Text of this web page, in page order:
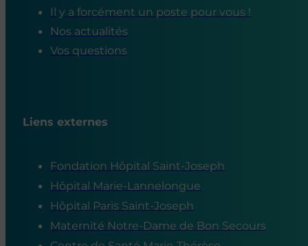
Il y a forcément un poste pour vous !
Nos actualités
Vos questions
Liens externes
Fondation Hôpital Saint-Joseph
Hôpital Marie-Lannelongue
Hôpital Paris Saint-Joseph
Maternité Notre-Dame de Bon Secours